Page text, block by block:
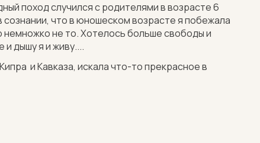
поход случился с родителями в возрасте 6
что в юношеском возрасте я побежала
не то. Хотелось больше свободы и
дышу я и живу....
и Кавказа, искала что-то прекрасное в